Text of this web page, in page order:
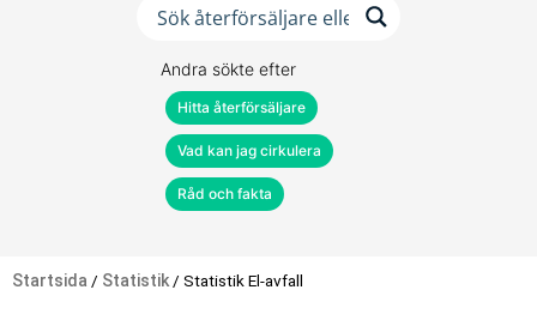
Andra sökte efter
Hitta återförsäljare
Vad kan jag cirkulera
Råd och fakta
Startsida / Statistik/ Statistik El-avfall